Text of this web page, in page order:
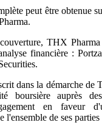
peut être obtenue
THX Pharma
financière :
dans la démarche de
boursière auprès
en faveur
l'ensemble de ses parties